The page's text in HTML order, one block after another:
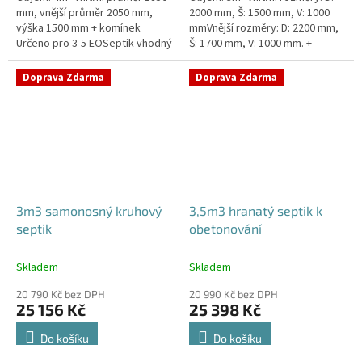
mm, vnější průměr 2050 mm,
výška 1500 mm + komínek
Určeno pro 3-5 EOSeptik vhodný
pod parkovací stání,
komunikace a do jílovité
zeminyPrůměr...
2000 mm, Š: 1500 mm, V: 1000
mmVnější rozměry: D: 2200 mm,
Š: 1700 mm, V: 1000 mm. +
komínek Určeno pro 2-4
EOSeptik vhodný pod parkovací
stání,...
Doprava Zdarma
3m3 samonosný kruhový
septik
Skladem
20 790 Kč bez DPH
25 156 Kč
Do košíku
Doprava Zdarma
3,5m3 hranatý septik k
obetonování
Skladem
20 990 Kč bez DPH
25 398 Kč
Do košíku